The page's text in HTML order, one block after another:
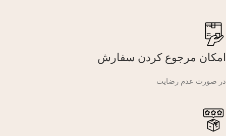
امکان مرجوع کردن سفارش
در صورت عدم رضایت